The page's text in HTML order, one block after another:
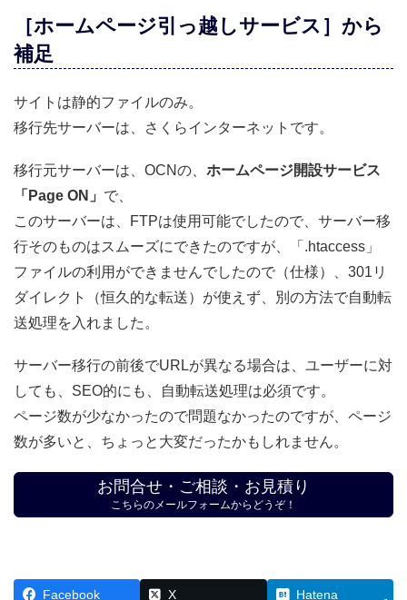
［ホームページ引っ越しサービス］から
補足
サイトは静的ファイルのみ。
移行先サーバーは、さくらインターネットです。
移行元サーバーは、OCNの、 ホームページ開設サービス
「Page ON」 で、
このサーバーは、FTPは使用可能でしたので、サーバー移
行そのものはスムーズにできたのですが、「.htaccess」
ファイルの利用ができませんでしたので（仕様）、301リ
ダイレクト（恒久的な転送）が使えず、別の方法で自動転
送処理を入れました。
サーバー移行の前後でURLが異なる場合は、ユーザーに対
しても、SEO的にも、自動転送処理は必須です。
ページ数が少なかったので問題なかったのですが、ページ
数が多いと、ちょっと大変だったかもしれません。
お問合せ・ご相談・お見積り
こちらのメールフォームからどうぞ！
Facebook X Hatena